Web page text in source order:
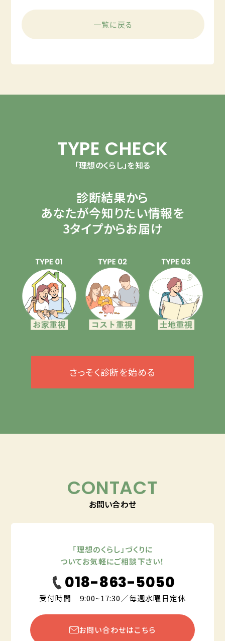
一覧に戻る
TYPE CHECK
「理想のくらし」を知る
診断結果から
あなたが今知りたい情報を
3タイプからお届け
さっそく診断を始める
CONTACT
お問い合わせ
「理想のくらし」づくりに
ついてお気軽にご相談下さい！
018-863-5050
受付時間 9:00~17:30／毎週水曜日定休
お問い合わせはこちら